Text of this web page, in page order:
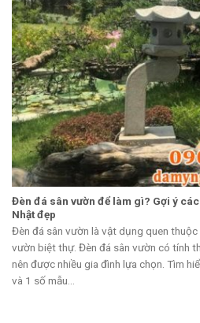
Đèn đá sân vườn để làm gì? Gợi ý
Nhật đẹp
Đèn đá sân vườn là vật dụng quen
vườn biệt thự. Đèn đá sân vườn có tính
nên được nhiều gia đình lựa chọn. Tìm
và 1 số mẫu...